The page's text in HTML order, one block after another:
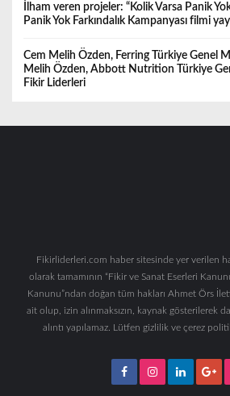
İlham veren projeler: “Kolik Varsa Panik
Panik Yok Farkındalık Kampanyası filmi
Cem Melih Özden, Ferring Türkiye Genel
Melih Özden, Abbott Nutrition Türkiye
Fikir Liderleri
Fikirliderleri.com haber sitesinde yer verilen
olarak tamamının “Fikir ve Sanat Eserleri
Kanunu”ndan doğan tüm hakları Ahmet Örs
ait olup, izin alınmaksızın, kaynak gösterilerek
alıntı yapılamaz. Lütfen gizlilik ve çerez